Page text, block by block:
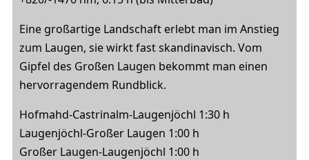
Eine großartige Landschaft erlebt man im Anstieg
zum Laugen, sie wirkt fast skandinavisch. Vom
Gipfel des Großen Laugen bekommt man einen
hervorragendem Rundblick.
Hofmahd-Castrinalm-Laugenjöchl 1:30 h
Laugenjöchl-Großer Laugen 1:00 h
Großer Laugen-Laugenjöchl 1:00 h